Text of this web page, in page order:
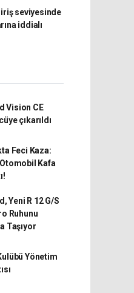
seviyesinde
iddialı
Vision CE
çıkarıldı
Feci Kaza:
Kafa
Yeni R 12 G/S
Ruhunu
Taşıyor
Yönetim